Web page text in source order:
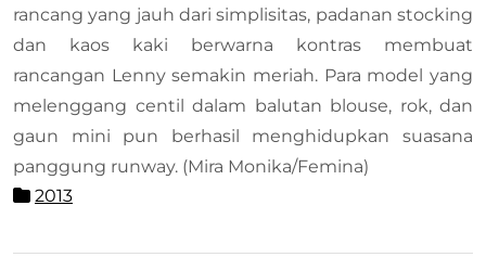
rancang yang jauh dari simplisitas, padanan stocking
dan kaos kaki berwarna kontras membuat
rancangan Lenny semakin meriah. Para model yang
melenggang centil dalam balutan blouse, rok, dan
gaun mini pun berhasil menghidupkan suasana
panggung runway. (Mira Monika/Femina)
2013